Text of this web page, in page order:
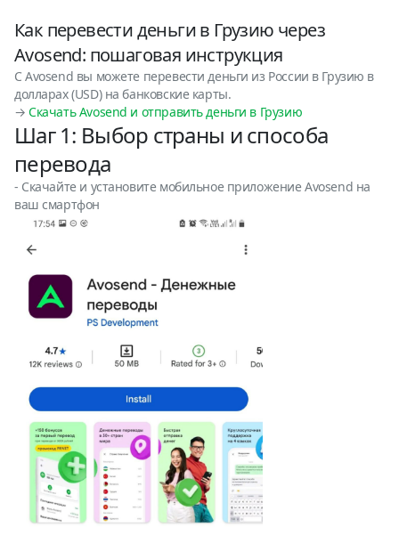
Как перевести деньги в Грузию через
Avosend: пошаговая инструкция
С Avosend вы можете перевести деньги из России в Грузию в
долларах (USD) на банковские карты.
→Скачать Avosend и отправить деньги в Грузию
Шаг 1: Выбор страны и способа
перевода
- Скачайте и установите мобильное приложение Avosend на
ваш смартфон